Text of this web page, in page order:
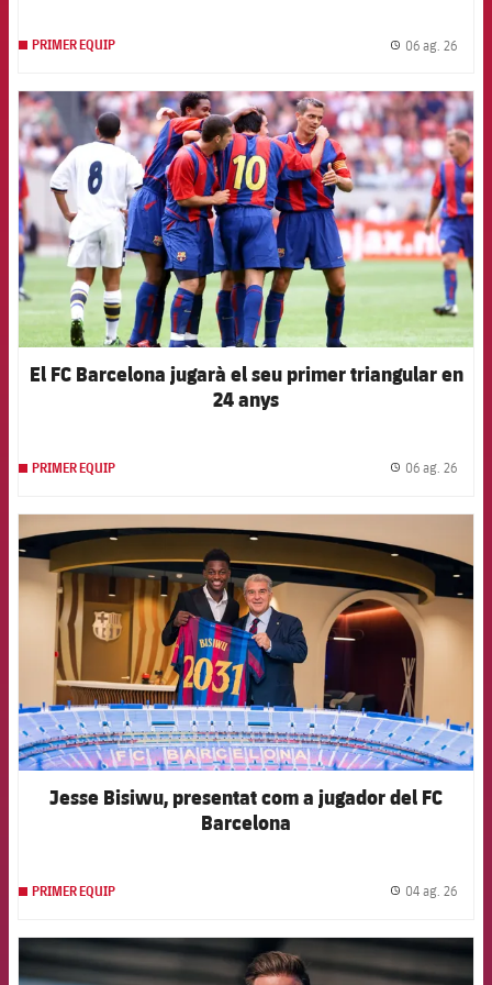
PRIMER EQUIP 06 ag. 26
FCB Barcelona badge
El FC Barcelona jugarà el seu primer triangular en
24 anys
PRIMER EQUIP 06 ag. 26
Jesse Bisiwu, presentat com a jugador del FC
Barcelona
PRIMER EQUIP 04 ag. 26
FCB Barcelona badge